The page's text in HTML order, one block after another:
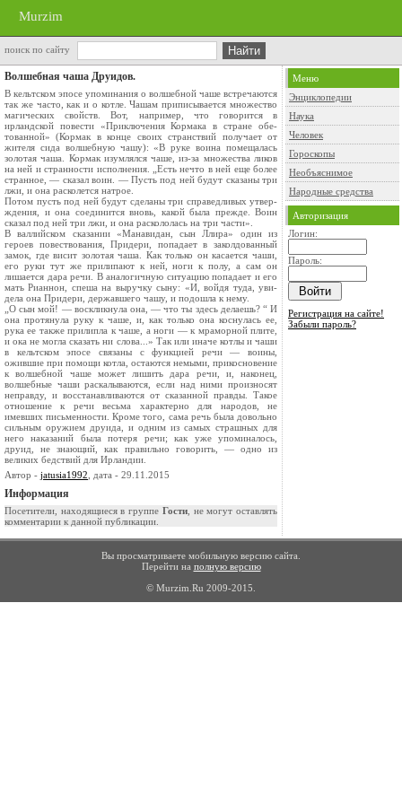
Murzim
поиск по сайту
Волшебная чаша Друидов.
В кельтском эпосе упоминания о волшебной чаше встре­чаются
так же часто, как и о котле. Чашам приписывается множество
магических свойств. Вот, например, что говорится в
ирландской повести «Приключения Кормака в стране обе­
тованной» (Кормак в конце своих странствий получает от
жителя сида волшебную чашу): «В руке воина помещалась
золотая чаша. Кормак изумлял­ся чаше, из-за множества ликов
на ней и странности исполне­ния. „Есть нечто в ней еще более
странное, — сказал воин. — Пусть под ней будут сказаны три
лжи, и она расколется натрое.
Потом пусть под ней будут сделаны три справедливых утвер­
ждения, и она соединится вновь, какой была прежде. Воин
сказал под ней три лжи, и она раскололась на три части».
В валлийском сказании «Манавидан, сын Ллира» один из
героев повествования, Придери, попадает в заколдован­ный
замок, где висит золотая чаша. Как только он касается чаши,
его руки тут же прилипают к ней, ноги к полу, а сам он
лишается дара речи. В аналогичную ситуацию попадает и его
мать Рианнон, спеша на выручку сыну: «И, войдя туда, уви­
дела она Придери, державшего чашу, и подошла к нему.
„О сын мой! — воскликнула она, — что ты здесь делаешь? “ И
она протянула руку к чаше, и, как только она коснулась ее,
рука ее также прилипла к чаше, а ноги — к мраморной плите,
и ока не могла сказать ни слова...» Так или иначе котлы и чаши
в кельтском эпосе связаны с функцией речи — воины,
ожившие при помощи котла, остаются немыми, прикосновение
к волшебной чаше может лишить дара речи, и, наконец,
волшебные чаши раскалыва­ются, если над ними произносят
неправду, и восстанавлива­ются от сказанной правды. Такое
отношение к речи весьма характерно для народов, не
имевших письменности. Кроме того, сама речь была довольно
сильным оружием друида, и одним из самых страшных для
него наказаний была потеря речи; как уже упоминалось,
друид, не знающий, как пра­вильно говорить, — одно из
великих бедствий для Ирландии.
Автор - jatusia1992 , дата - 29.11.2015
Информация
Посетители, находящиеся в группе Гости, не могут оставлять
комментарии к данной публикации.
Меню
Энциклопедии
Наука
Человек
Гороскопы
Необъяснимое
Народные средства
Авторизация
Логин:
Пароль:
Регистрация на сайте!
Забыли пароль?
Вы просматриваете мобильную версию сайта.
Перейти на полную версию
© Murzim.Ru 2009-2015.